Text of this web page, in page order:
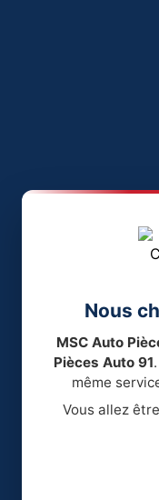
Nous
MSC Auto
Pièces Auto 91
même
Vous allez